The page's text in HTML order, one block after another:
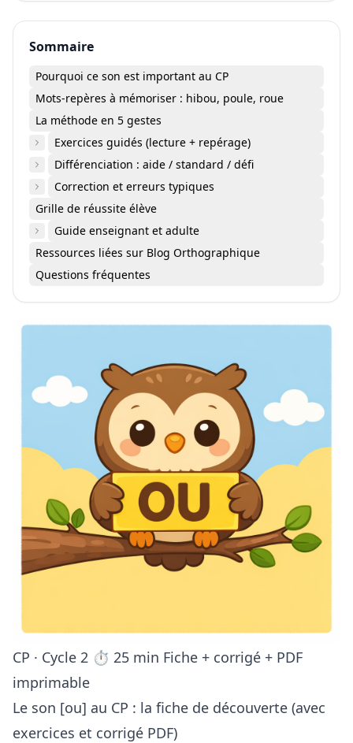
Sommaire
Pourquoi ce son est important au CP
Mots-repères à mémoriser : hibou, poule, roue
La méthode en 5 gestes
Exercices guidés (lecture + repérage)
Différenciation : aide / standard / défi
Correction et erreurs typiques
Grille de réussite élève
Guide enseignant et adulte
Ressources liées sur Blog Orthographique
Questions fréquentes
CP · Cycle 2 ⏱ 25 min Fiche + corrigé + PDF
imprimable
Le son [ou] au CP : la fiche de découverte (avec
exercices et corrigé PDF)